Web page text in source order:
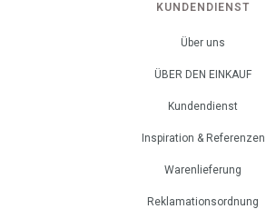
KUNDENDIENST
Über uns
ÜBER DEN EINKAUF
Kundendienst
Inspiration & Referenzen
Warenlieferung
Reklamationsordnung